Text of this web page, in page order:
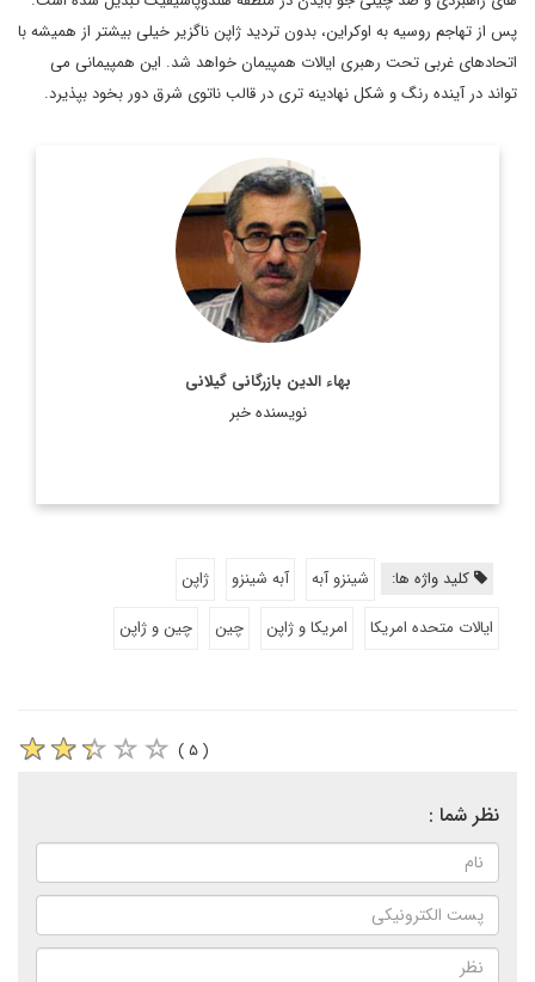
پس از تهاجم روسیه به اوکراین، بدون تردید ژاپن ناگزیر خیلی بیشتر از همیشه با
اتحادهای غربی تحت رهبری ایالات همپیمان خواهد شد. این همپیمانی می
تواند در آینده رنگ و شکل نهادینه تری در قالب ناتوی شرق دور بخود بپذیرد.
بهاء الدین بازرگانی گیلانی
نویسنده خبر
مترجم و پژوهشگر و متخصص امور اروپا
اطلاعات بیشتر
کلید واژه ها: شینزو آبه آبه شینزو
ژاپن
ایالات متحده امریکا
امریکا و ژاپن چین چین و ژاپن
( ۵ )
نظر شما :